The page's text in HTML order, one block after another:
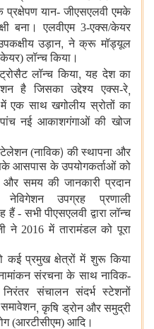
प्रक्षेपण यान- जीएसएलवी एमके
बना। एलवीएम 3-एक्स/केयर
उड़ान,ने क्रू मॉड्यूल
लॉन्च किया।
लॉन्च किया,यह देश का
है जिसका उद्देश्य एक्स-रे,
एक साथ खगोलीय स्रोतों का
नई आकाशगंगाओं की खोज
(नाविक)की स्थापना और
आसपास के उपयोगकर्ताओं को
और समय की जानकारी प्रदान
नेविगेशन उपग्रह प्रणाली
सभी पीएसएलवी द्वारा लॉन्च
2016 में तारामंडल को पूरा
कई प्रमुख क्षेत्रों में शुरू किया
संरचना के साथ नाविक-
निरंतर संचालन संदर्भ स्टेशनों
,कृषि ड्रोन और समुद्री
(आरटीसीएम) आदि।